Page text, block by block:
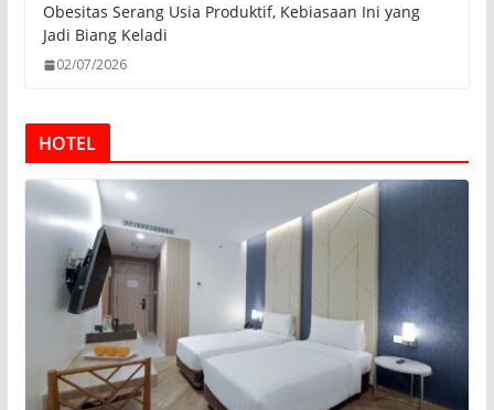
Obesitas Serang Usia Produktif, Kebiasaan Ini yang
Jadi Biang Keladi
02/07/2026
HOTEL